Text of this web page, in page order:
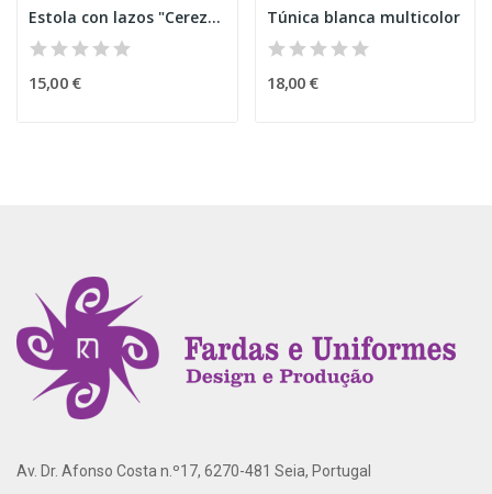
Estola con lazos "Cerezas"
15,00 €
Túnica blanca multicolor
18,00 €
Av. Dr. Afonso Costa n.º17, 6270-481 Seia, Portugal